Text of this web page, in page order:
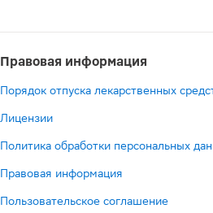
Правовая информация
Порядок отпуска лекарственных
Лицензии
Политика обработки персональных
Правовая информация
Пользовательское соглашение